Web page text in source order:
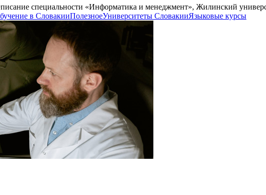
специальности «Информатика и менеджмент», Жилинский
в СловакииПолезноеУниверситеты СловакииЯзыковые курсы